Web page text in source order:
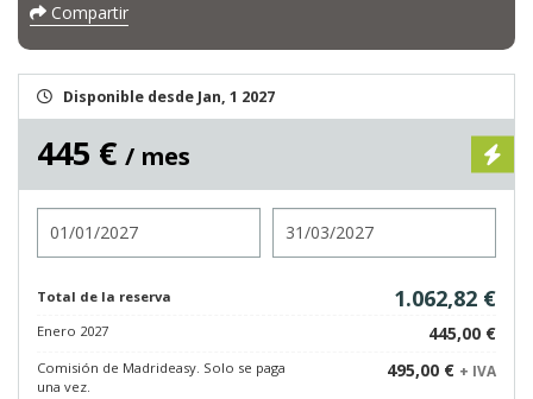
Compartir
Disponible desde Jan, 1 2027
445 € / mes
Total de la reserva 1.062,82 €
Enero 2027 445,00 €
Comisión de Madrideasy. Solo se paga
una vez.
495,00 € + IVA